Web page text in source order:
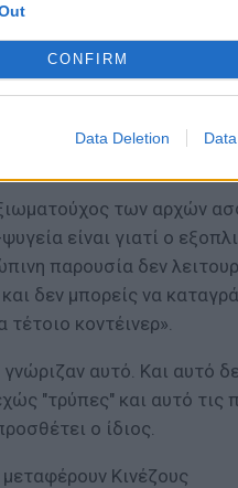
CONFIRM
Data Deletion
των αρχών
είναι γιατί ο
παρουσία δεν
δεν μπορείς να
κοντέινερ».
αυτό. Και αυτό
"τρύπες" και αυτό τις
ο ίδιος.
Κινέζους